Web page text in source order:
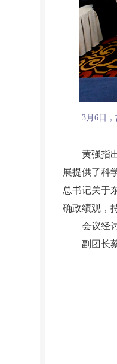
3月6日
黄强指出
展提供了科
总书记关于
确政绩观，
会议经讨
副团长蔡